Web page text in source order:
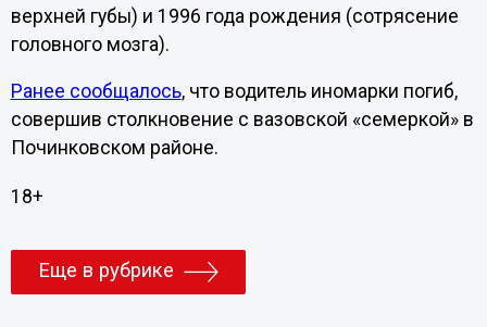
верхней губы) и 1996 года рождения (сотрясение
головного мозга).
Ранее сообщалось, что водитель иномарки погиб,
совершив столкновение с вазовской «семеркой» в
Починковском районе.
18+
Еще в рубрике